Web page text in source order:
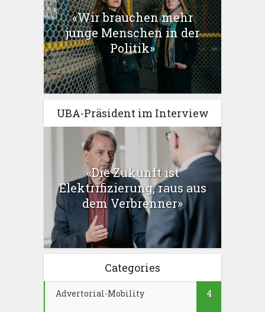
«Wir brauchen mehr
junge Menschen in der
Politik»
UBA-Präsident im Interview
«Die Zukunft ist
Elektrifizierung, raus aus
dem Verbrenner»
Categories
Advertorial-Mobility 4